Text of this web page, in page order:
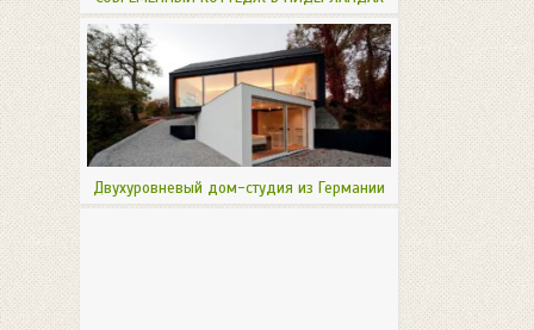
Двухуровневый дом-студия из Германии